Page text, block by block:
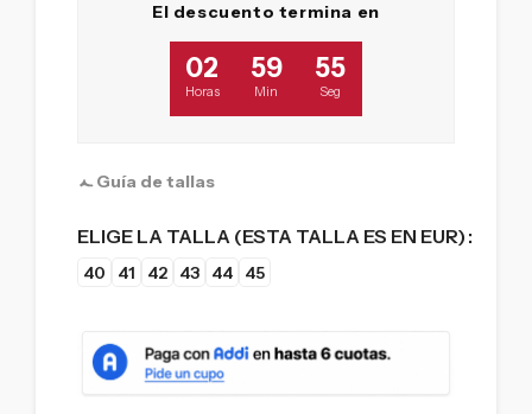
El descuento termina en
02
Horas
59
Min
54
Seg
Guía de tallas
ELIGE LA TALLA (ESTA TALLA ES EN EUR)
40 41 42 43 44 45